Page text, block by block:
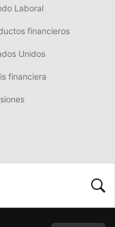
Laboral
financieros
Unidos
financiera